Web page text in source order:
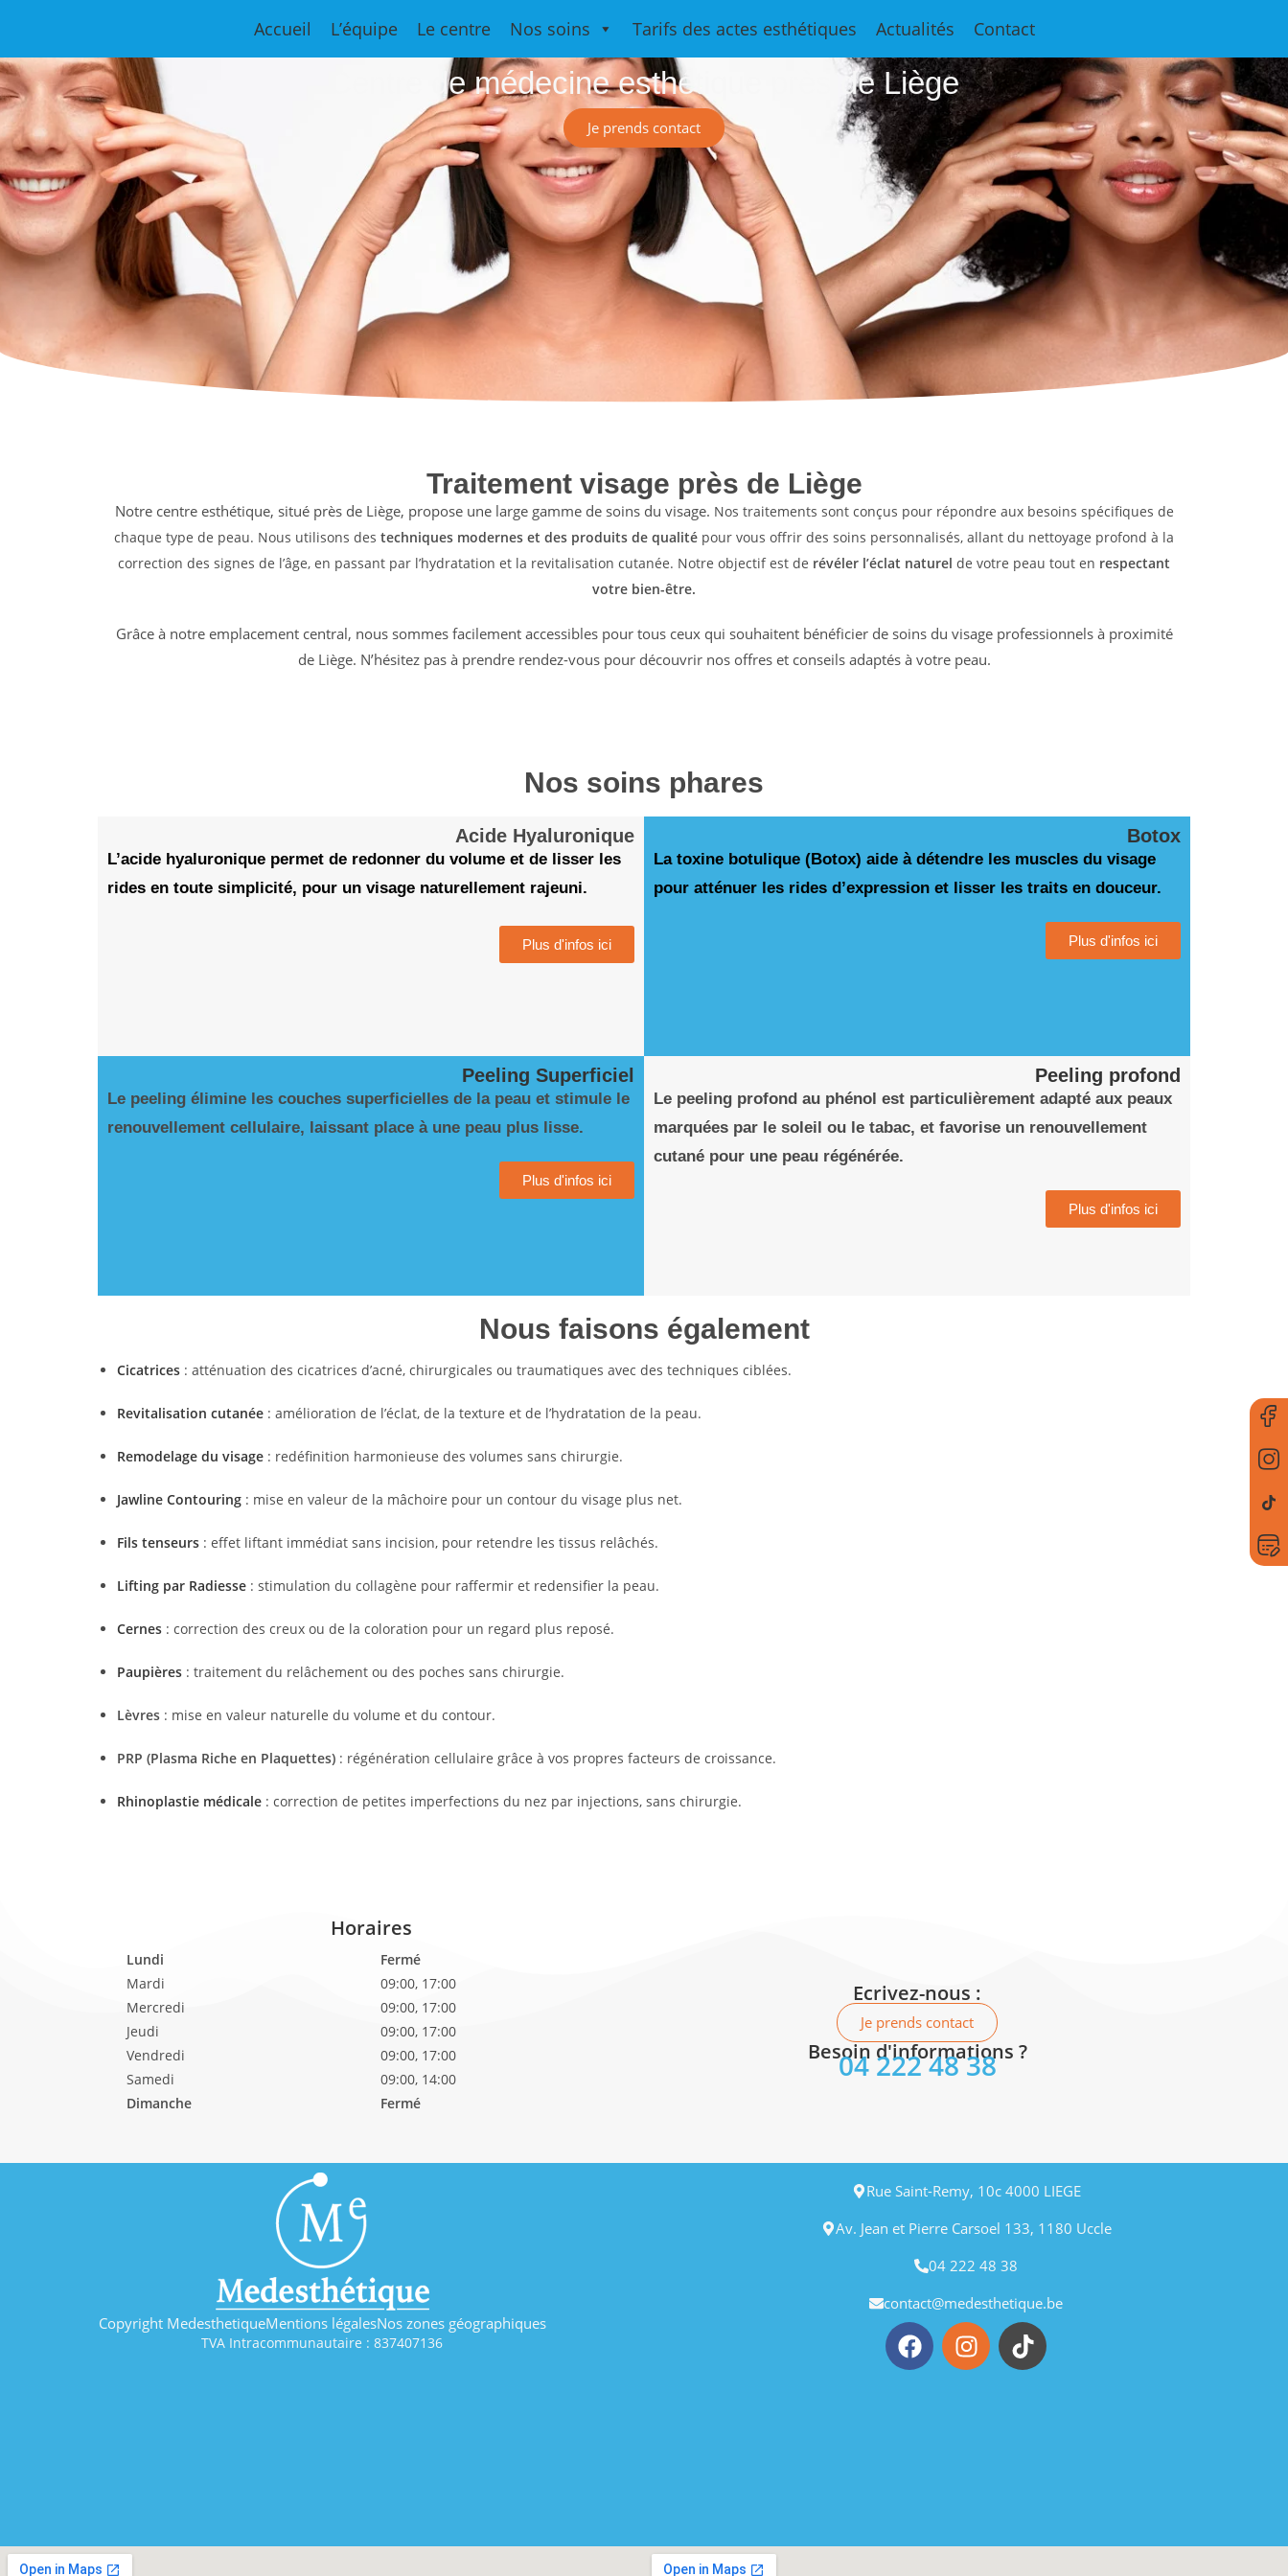
Accueil L’équipe Le centre Nos soins Tarifs des actes esthétiques Actualités Contact
Medesthétique
Centre de médecine esthétique près de Liège
Je prends contact
Traitement visage près de Liège
Notre centre esthétique, situé près de Liège, propose une large gamme de soins du visage. Nos traitements sont conçus pour répondre aux besoins spécifiques de
chaque type de peau. Nous utilisons des techniques modernes et des produits de qualité pour vous offrir des soins personnalisés, allant du nettoyage profond à la
correction des signes de l’âge, en passant par l’hydratation et la revitalisation cutanée. Notre objectif est de révéler l’éclat naturel de votre peau tout en respectant
votre bien-être.
Grâce à notre emplacement central, nous sommes facilement accessibles pour tous ceux qui souhaitent bénéficier de soins du visage professionnels à proximité
de Liège. N’hésitez pas à prendre rendez-vous pour découvrir nos offres et conseils adaptés à votre peau.
Nos soins phares
Acide Hyaluronique
L’acide hyaluronique permet de redonner du volume et de lisser les
rides en toute simplicité, pour un visage naturellement rajeuni.
Plus d'infos ici
Botox
La toxine botulique (Botox) aide à détendre les muscles du visage
pour atténuer les rides d’expression et lisser les traits en douceur.
Plus d'infos ici
Peeling Superficiel
Le peeling élimine les couches superficielles de la peau et stimule le
renouvellement cellulaire, laissant place à une peau plus lisse.
Plus d'infos ici
Peeling profond
Le peeling profond au phénol est particulièrement adapté aux peaux
marquées par le soleil ou le tabac, et favorise un renouvellement
cutané pour une peau régénérée.
Plus d'infos ici
Nous faisons également
Cicatrices : atténuation des cicatrices d’acné, chirurgicales ou traumatiques avec des techniques ciblées.
Revitalisation cutanée : amélioration de l’éclat, de la texture et de l’hydratation de la peau.
Remodelage du visage : redéfinition harmonieuse des volumes sans chirurgie.
Jawline Contouring : mise en valeur de la mâchoire pour un contour du visage plus net.
Fils tenseurs : effet liftant immédiat sans incision, pour retendre les tissus relâchés.
Lifting par Radiesse : stimulation du collagène pour raffermir et redensifier la peau.
Cernes : correction des creux ou de la coloration pour un regard plus reposé.
Paupières : traitement du relâchement ou des poches sans chirurgie.
Lèvres : mise en valeur naturelle du volume et du contour.
PRP (Plasma Riche en Plaquettes) : régénération cellulaire grâce à vos propres facteurs de croissance.
Rhinoplastie médicale : correction de petites imperfections du nez par injections, sans chirurgie.
Horaires
Lundi
Mardi
Mercredi
Jeudi
Vendredi
Samedi
Dimanche
Fermé
09:00, 17:00
09:00, 17:00
09:00, 17:00
09:00, 17:00
09:00, 14:00
Fermé
Ecrivez-nous :
Je prends contact
Besoin d'informations ?
04 222 48 38
Copyright MedesthetiqueMentions légalesNos zones géographiques
TVA Intracommunautaire : 837407136
Rue Saint-Remy, 10c 4000 LIEGE
Av. Jean et Pierre Carsoel 133, 1180 Uccle
04 222 48 38
contact@medesthetique.be